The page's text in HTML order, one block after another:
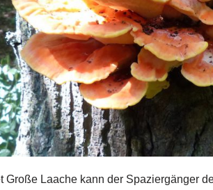
Große Laache kann der Spaziergänger